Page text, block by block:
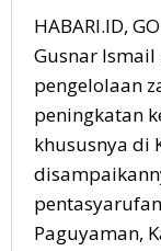
HABARI.ID,
Gusnar
pengelolaan
peningkatan
khususnya di
Paguyaman,